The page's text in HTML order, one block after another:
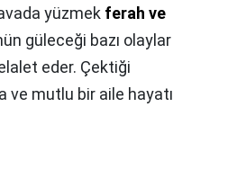
yüzmek ferah ve
güleceği bazı olaylar
eder. Çektiği
ve mutlu bir aile hayatı